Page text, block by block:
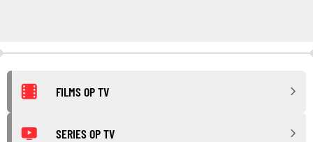
FILMS OP TV
SERIES OP TV